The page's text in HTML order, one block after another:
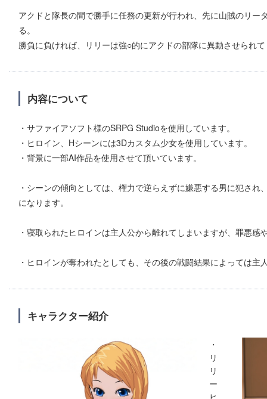
アクドと隊長の間で勝手に任務の更新が行われ、先に山賊のリ
る。
勝負に負ければ、リリーは強○的にアクドの部隊に異動させられ
内容について
・サファイアソフト様のSRPG Studioを使用しています。
・ヒロイン、Hシーンには3Dカスタム少女を使用しています。
・背景に一部AI作品を使用させて頂いています。
・シーンの傾向としては、権力で逆らえずに嫌悪する男に犯さ
になります。
・寝取られたヒロインは主人公から離れてしまいますが、罪悪感
・ヒロインが奪われたとしても、その後の戦闘結果によっては
キャラクター紹介
・
リ
リ
ー
ヒ